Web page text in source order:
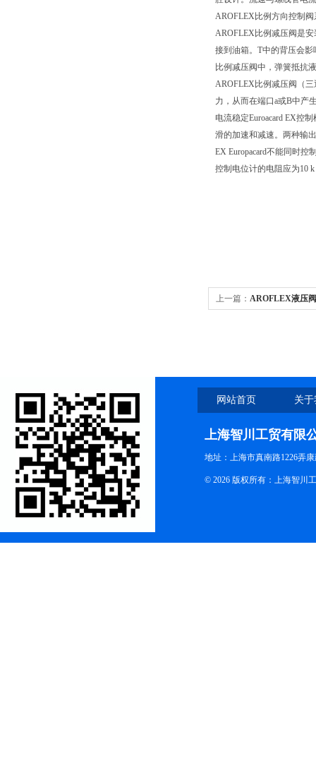
AROFLEX比例方向控制阀
AROFLEX比例减压阀是
接到油箱。T中的背压会
比例减压阀中，弹簧抵抗
AROFLEX比例减压阀（
力，从而在端口a或B中产
电流稳定Euroacard EX控
滑的加速和减速。两种输
EX Europacard不能同时
控制电位计的电阻应为10
上一篇： AROFLEX液压阀
网站首页 关
上海智川工贸有限
地址：上海市真南路1226弄
© 2026 版权所有：上海智川